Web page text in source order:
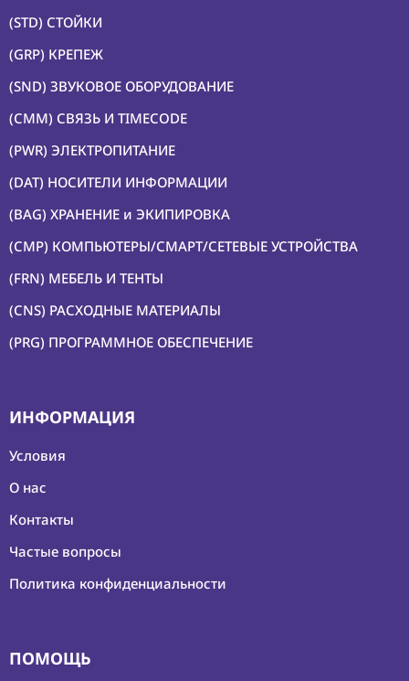
(STD) СТОЙКИ
(GRP) КРЕПЕЖ
(SND) ЗВУКОВОЕ ОБОРУДОВАНИЕ
(CMM) СВЯЗЬ И TIMECODE
(PWR) ЭЛЕКТРОПИТАНИЕ
(DAT) НОСИТЕЛИ ИНФОРМАЦИИ
(BAG) ХРАНЕНИЕ и ЭКИПИРОВКА
(CMP) КОМПЬЮТЕРЫ/СМАРТ/СЕТЕВЫЕ УСТРОЙСТВА
(FRN) МЕБЕЛЬ И ТЕНТЫ
(CNS) РАСХОДНЫЕ МАТЕРИАЛЫ
(PRG) ПРОГРАММНОЕ ОБЕСПЕЧЕНИЕ
ИНФОРМАЦИЯ
Условия
О нас
Контакты
Частые вопросы
Политика конфиденциальности
ПОМОЩЬ